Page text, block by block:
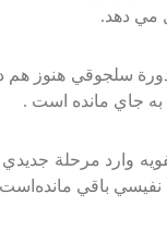
مي‌ دهد.
سلجوقي‌ هنوز هم‌
جاي‌ مانده‌ است‌ .
وارد مرحلة‌
نفيسي‌ باقي‌